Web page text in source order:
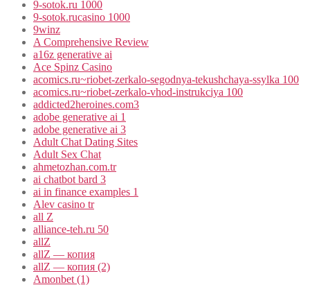
9-sotok.ru 1000
9-sotok.rucasino 1000
9winz
A Comprehensive Review
a16z generative ai
Ace Spinz Casino
acomics.ru~riobet-zerkalo-segodnya-tekushchaya-ssylka 100
acomics.ru~riobet-zerkalo-vhod-instrukciya 100
addicted2heroines.com3
adobe generative ai 1
adobe generative ai 3
Adult Chat Dating Sites
Adult Sex Chat
ahmetozhan.com.tr
ai chatbot bard 3
ai in finance examples 1
Alev casino tr
all Z
alliance-teh.ru 50
allZ
allZ — копия
allZ — копия (2)
Amonbet (1)